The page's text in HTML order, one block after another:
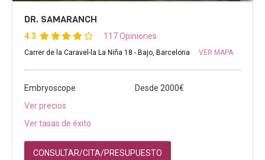
DR. SAMARANCH
4.3 117 Opiniones
Carrer de la Caravel-la La Niña 18 - Bajo, Barcelona VER MAPA
Embryoscope
Desde 2000€
Ver precios
Ver tasas de éxito
CONSULTAR/CITA/PRESUPUESTO